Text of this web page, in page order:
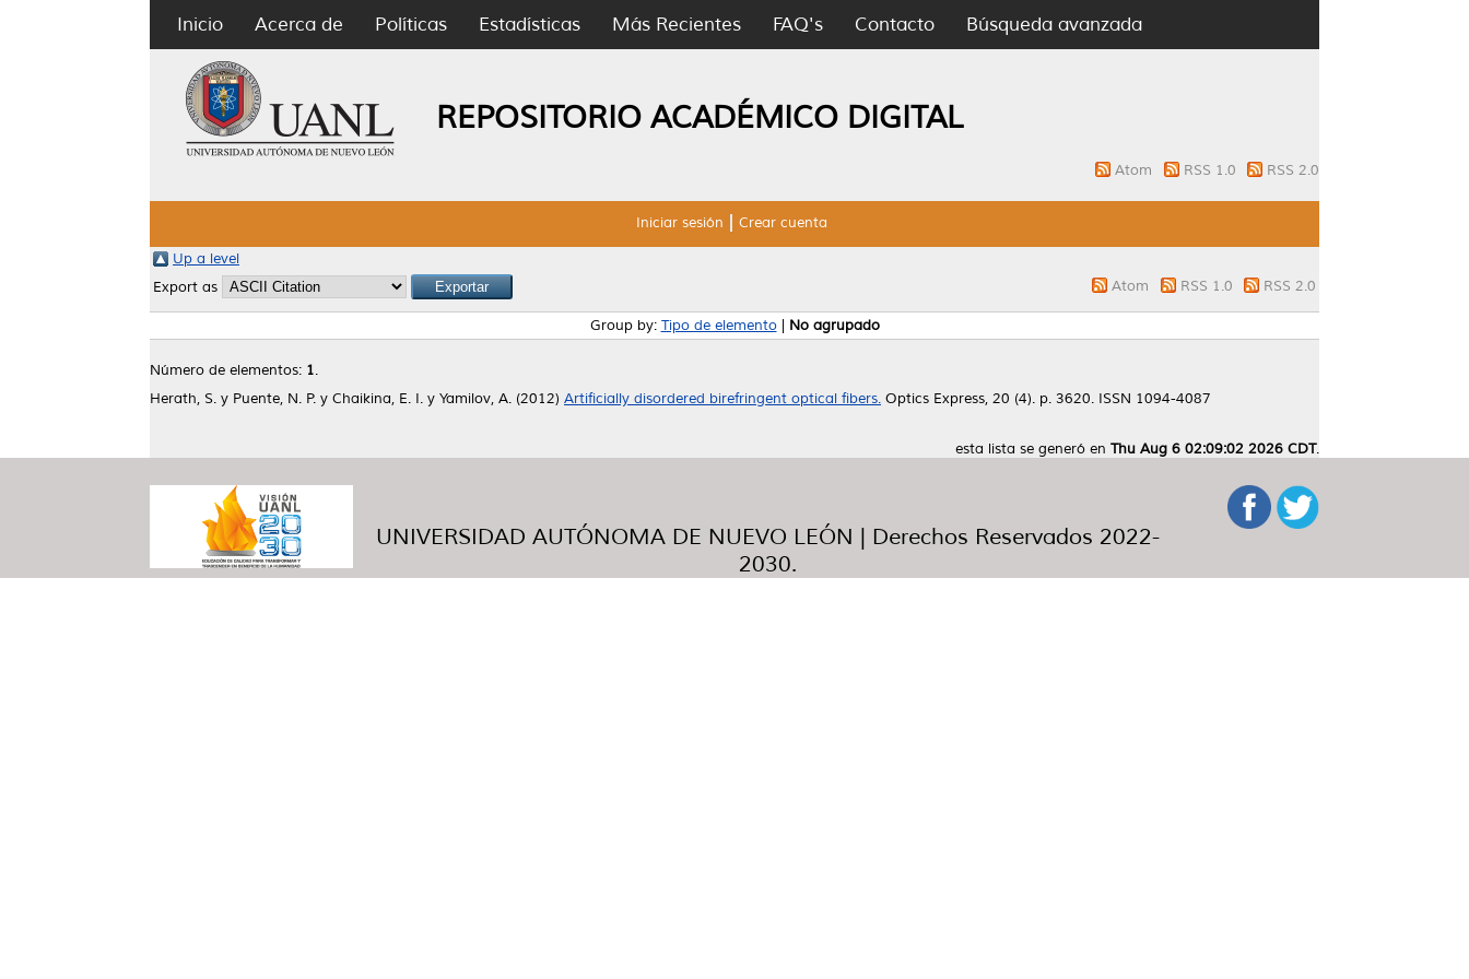
Inicio Acerca de Políticas Estadísticas Más Recientes FAQ's Contacto Búsqueda avanzada
REPOSITORIO ACADÉMICO DIGITAL
Atom RSS 1.0 RSS 2.0
Iniciar sesión Crear cuenta
Up a level
Export as
Atom RSS 1.0 RSS 2.0
Group by: Tipo de elemento| No agrupado
Número de elementos: 1.
Herath, S. y Puente, N. P. y Chaikina, E. I. y Yamilov, A. (2012) Artificially disordered birefringent optical fibers. Optics Express, 20 (4). p. 3620. ISSN 1094-4087
esta lista se generó en Thu Aug 6 02:09:02 2026 CDT.
UNIVERSIDAD AUTÓNOMA DE NUEVO LEÓN | Derechos Reservados 2022-
2030.